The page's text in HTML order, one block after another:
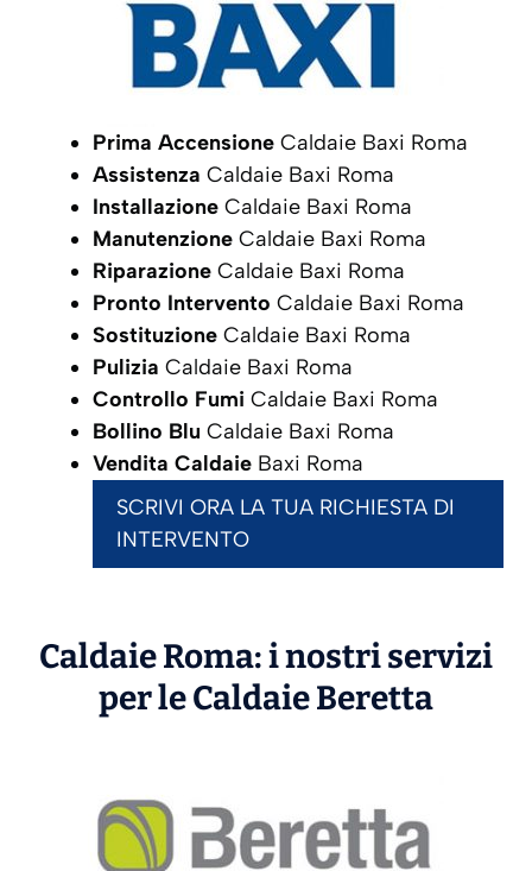
Prima Accensione Caldaie Baxi Roma
Assistenza Caldaie Baxi Roma
Installazione Caldaie Baxi Roma
Manutenzione Caldaie Baxi Roma
Riparazione Caldaie Baxi Roma
Pronto Intervento Caldaie Baxi Roma
Sostituzione Caldaie Baxi Roma
Pulizia Caldaie Baxi Roma
Controllo Fumi Caldaie Baxi Roma
Bollino Blu Caldaie Baxi Roma
Vendita Caldaie Baxi Roma
SCRIVI ORA LA TUA RICHIESTA DI
INTERVENTO
Caldaie Roma: i nostri servizi
per le CaldaieBeretta